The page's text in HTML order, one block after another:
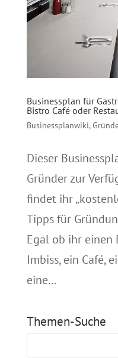
Businessplan für
Bistro Café oder
Businessplanwiki,
Dieser
Gründer zur
findet ihr
Tipps für
Egal ob ihr einen
Imbiss, ein Café,
eine...
Themen-Suche